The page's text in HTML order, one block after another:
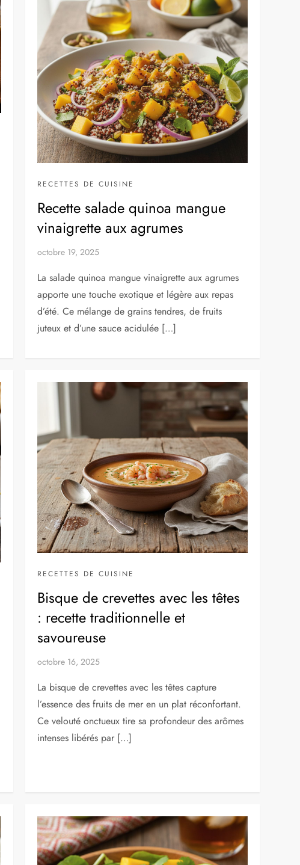
RECETTES DE CUISINE
Recette salade quinoa mangue
vinaigrette aux agrumes
octobre 19, 2025
La salade quinoa mangue vinaigrette aux agrumes
apporte une touche exotique et légère aux repas
d’été. Ce mélange de grains tendres, de fruits
juteux et d’une sauce acidulée […]
RECETTES DE CUISINE
Bisque de crevettes avec les têtes
: recette traditionnelle et
savoureuse
octobre 16, 2025
La bisque de crevettes avec les têtes capture
l’essence des fruits de mer en un plat réconfortant.
Ce velouté onctueux tire sa profondeur des arômes
intenses libérés par […]